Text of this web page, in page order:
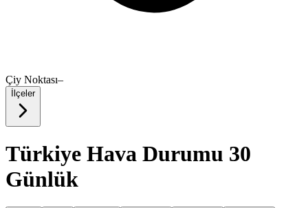
Çiy Noktası–
İlçeler
Türkiye Hava Durumu 30
Günlük